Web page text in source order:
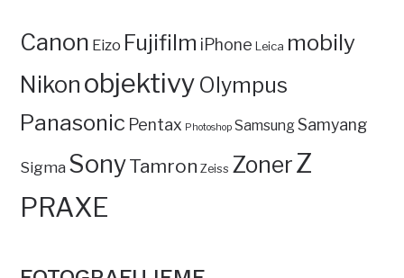
Canon Eizo Fujifilm iPhone Leica mobily
Nikon objektivy Olympus
Panasonic Pentax Photoshop SamsungSamyang
Sigma SonyTamron Zeiss ZonerZ
PRAXE